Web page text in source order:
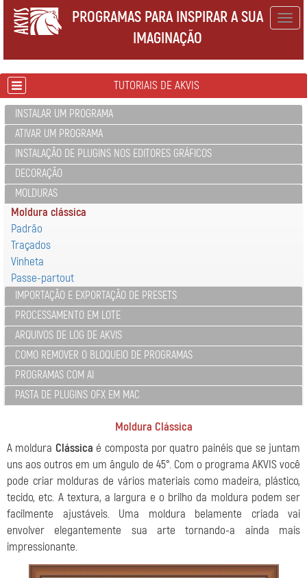
PROGRAMAS PARA INSPIRAR A SUA
IMAGINAÇÃO
TUTORIAIS DE AKVIS
INSTALAR UM PROGRAMA
ATIVAR UM PROGRAMA
INSTALAÇÃO DE PLUGINS NOS EDITORES GRÁFICOS
DECORAÇÃO
MOLDURAS
Moldura clássica
Padrão
Traçados
Vinheta
Passe-partout
IMPORTAÇÃO E EXPORTAÇÃO DE PRESETS
PROCESSAMENTO EM LOTE
ARQUIVOS DE LOG DE AKVIS
COMO REMOVER O BLOQUEIO DE PROGRAMAS
PROGRAMAS COM AI
PASTA DE PLUGINS OFX EM MAC
Moldura Clássica
A moldura Clássica é composta por quatro painéis que se juntam
uns aos outros em um ângulo de 45°. Com o programa AKVIS você
pode criar molduras de vários materiais como madeira, plástico,
tecido, etc. A textura, a largura e o brilho da moldura podem ser
facilmente ajustáveis. Uma moldura belamente criada vai
envolver elegantemente sua arte tornando-a ainda mais
impressionante.